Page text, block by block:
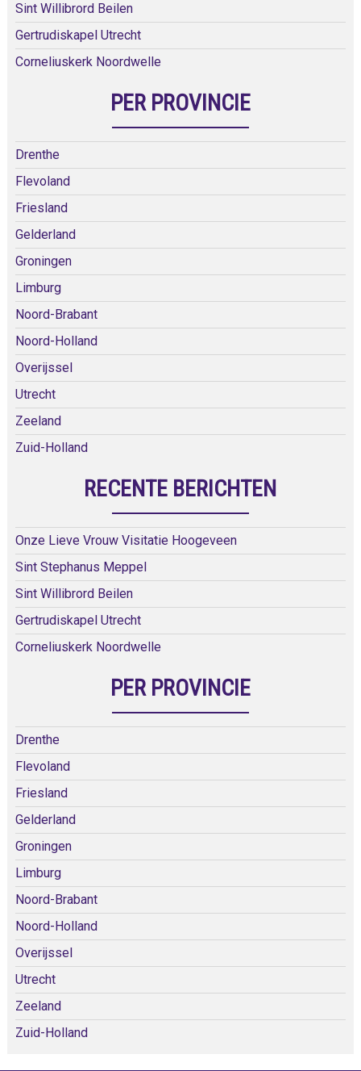
Sint Willibrord Beilen
Gertrudiskapel Utrecht
Corneliuskerk Noordwelle
PER PROVINCIE
Drenthe
Flevoland
Friesland
Gelderland
Groningen
Limburg
Noord-Brabant
Noord-Holland
Overijssel
Utrecht
Zeeland
Zuid-Holland
RECENTE BERICHTEN
Onze Lieve Vrouw Visitatie Hoogeveen
Sint Stephanus Meppel
Sint Willibrord Beilen
Gertrudiskapel Utrecht
Corneliuskerk Noordwelle
PER PROVINCIE
Drenthe
Flevoland
Friesland
Gelderland
Groningen
Limburg
Noord-Brabant
Noord-Holland
Overijssel
Utrecht
Zeeland
Zuid-Holland